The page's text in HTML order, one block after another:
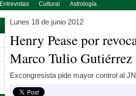
Entrevistas Cultural Astrología
Lunes 18 de junio 2012
Henry Pease por
Marco Tulio Gutiérrez
Excongresista pide mayor control al